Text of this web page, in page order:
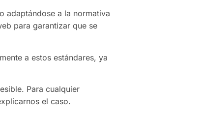
adaptándose a la normativa
para garantizar que se
a estos estándares, ya
Para cualquier
el caso.